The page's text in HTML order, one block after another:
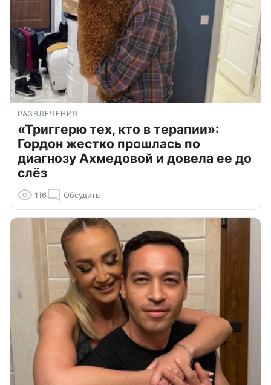
РАЗВЛЕЧЕНИЯ
«Триггерю тех, кто в терапии»:
Гордон жестко прошлась по
диагнозу Ахмедовой и довела ее до
слёз
116 Обсудить